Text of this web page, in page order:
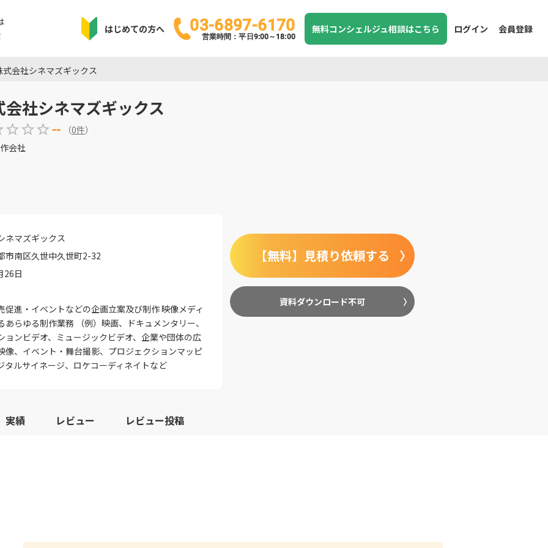
はじめての方へ 03-6897-6170
営業時間：平日9:00～18:00
無料コンシェルジュ相談はこちら ログイン 会員登録
式会社シネマズギックス
会社シネマズギックス
-- （0件）
会社
ネマズギックス
市南区久世中久世町2-32
26日
促進・イベントなどの企画立案及び制作 映像メディ
あらゆる制作業務 （例）映画、ドキュメンタリー、
ョンビデオ、ミュージックビデオ、企業や団体の広
像、イベント・舞台撮影、プロジェクションマッピ
タルサイネージ、ロケコーディネイトなど
【無料】見積り依頼する
資料ダウンロード不可
実績 レビュー レビュー投稿